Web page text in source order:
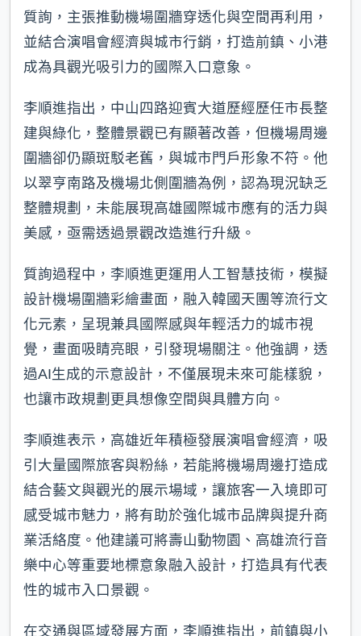
質詢，主張推動機場圍牆穿透化與空間再利用，
並結合演唱會經濟與城市行銷，打造前鎮、小港
成為具觀光吸引力的國際入口意象。
李順進指出，中山四路迎賓大道歷經歷任市長整
建與綠化，整體景觀已有顯著改善，但機場周邊
圍牆卻仍顯斑駁老舊，與城市門戶形象不符。他
以翠亨南路及機場北側圍牆為例，認為現況缺乏
整體規劃，未能展現高雄國際城市應有的活力與
美感，亟需透過景觀改造進行升級。
質詢過程中，李順進更運用人工智慧技術，模擬
設計機場圍牆彩繪畫面，融入韓國天團等流行文
化元素，呈現兼具國際感與年輕活力的城市視
覺，畫面吸睛亮眼，引發現場關注。他強調，透
過AI生成的示意設計，不僅展現未來可能樣貌，
也讓市政規劃更具想像空間與具體方向。
李順進表示，高雄近年積極發展演唱會經濟，吸
引大量國際旅客與粉絲，若能將機場周邊打造成
結合藝文與觀光的展示場域，讓旅客一入境即可
感受城市魅力，將有助於強化城市品牌與提升商
業活絡度。他建議可將壽山動物園、高雄流行音
樂中心等重要地標意象融入設計，打造具有代表
性的城市入口景觀。
在交通與區域發展方面，李順進指出，前鎮與小